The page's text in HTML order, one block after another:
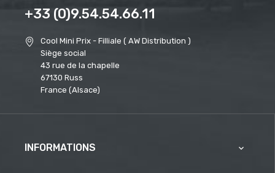
+33 (0)9.54.54.66.11
Cool Mini Prix - Filliale ( AW Distribution )
Siège social
43 rue de la chapelle
67130 Russ
France (Alsace)
INFORMATIONS 